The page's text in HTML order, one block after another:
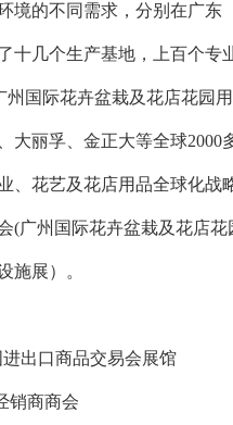
境的不同需求，分别在广东
几个生产基地，上百个专
国际花卉盆栽及花店花园
丽孚、金正大等全球2000
、花艺及花店用品全球化战
广州国际花卉盆栽及花店
施展）。
出口商品交易会展馆
销商商会